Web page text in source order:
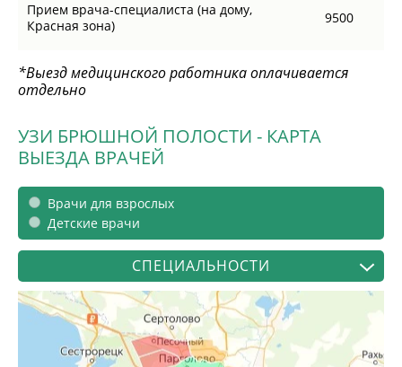
Прием врача-специалиста (на дому,
Красная зона)
9500
*Выезд медицинского работника оплачивается
отдельно
УЗИ БРЮШНОЙ ПОЛОСТИ - КАРТА
ВЫЕЗДА ВРАЧЕЙ
Врачи для взрослых
Детские врачи
СПЕЦИАЛЬНОСТИ